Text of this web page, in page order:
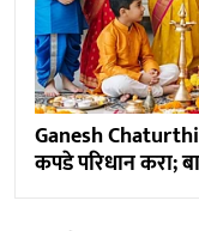
Ganesh
कपडे परिधान करा;